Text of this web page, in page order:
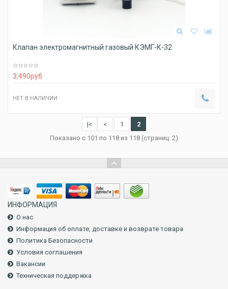
Клапан электромагнитный газовый КЭМГ-К-32
3,490руб
НЕТ В НАЛИЧИИ
|< < 1
2
Показано с 101 по 118 из 118 (страниц: 2)
ИНФОРМАЦИЯ
О нас
Информация об оплате, доставке и возврате товара
Политика Безопасности
Условия соглашения
Вакансии
Техническая поддержка